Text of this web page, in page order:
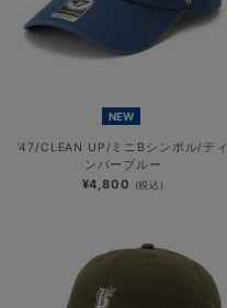
NEW
’47/CLEAN UP/ミニBシンボル/ティ
ンバーブルー
¥4,800 (税込)